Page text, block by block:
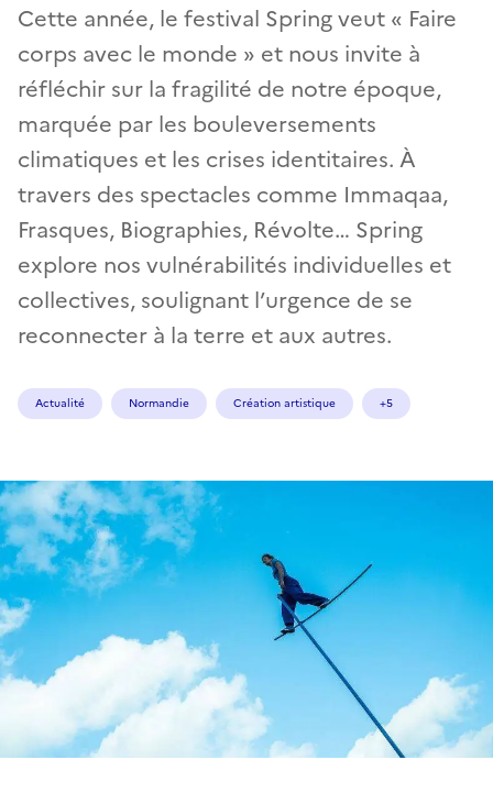
Cette année, le festival Spring veut « Faire
corps avec le monde » et nous invite à
réfléchir sur la fragilité de notre époque,
marquée par les bouleversements
climatiques et les crises identitaires. À
travers des spectacles comme Immaqaa,
Frasques, Biographies, Révolte… Spring
explore nos vulnérabilités individuelles et
collectives, soulignant l’urgence de se
reconnecter à la terre et aux autres.
Actualité Normandie Création artistique +5